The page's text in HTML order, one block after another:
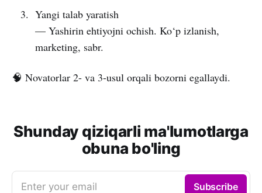
Yangi talab yaratish
— Yashirin ehtiyojni ochish. Ko‘p izlanish,
marketing, sabr.
🧠 Novatorlar 2- va 3-usul orqali bozorni egallaydi.
Shunday qiziqarli ma'lumotlarga
obuna bo'ling
Enter your email Subscribe